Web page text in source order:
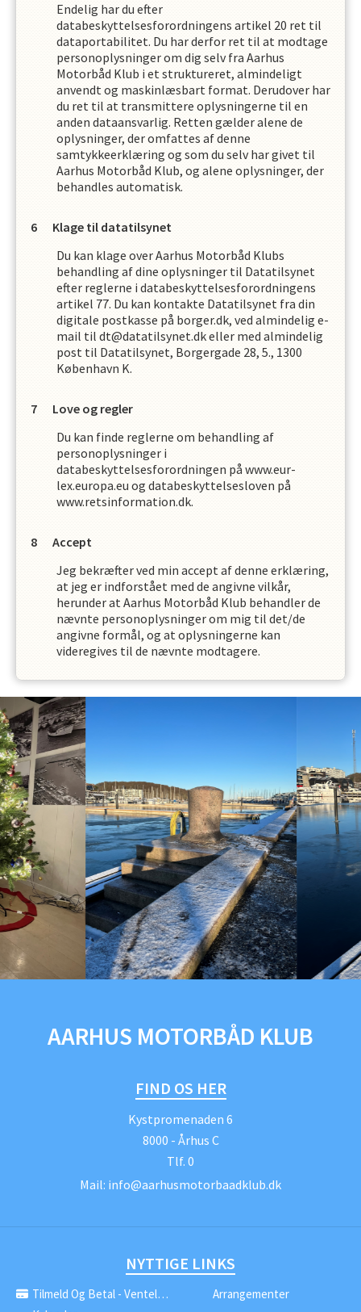
Endelig har du efter
databeskyttelsesforordningens artikel 20 ret til
dataportabilitet. Du har derfor ret til at modtage
personoplysninger om dig selv fraAarhus
Motorbåd Klub i et struktureret, almindeligt
anvendt og maskinlæsbart format. Derudover har
du ret til at transmittere oplysningerne til en
anden dataansvarlig. Retten gælder alene de
oplysninger, der omfattes af denne
samtykkeerklæring og som du selv har givet til
Aarhus Motorbåd Klub, og alene oplysninger, der
behandles automatisk.
Klage til datatilsynet
Du kan klage overAarhus Motorbåd Klubs
behandling af dine oplysninger til Datatilsynet
efter reglerne i databeskyttelsesforordningens
artikel 77. Du kan kontakte Datatilsynet fra din
digitale postkasse på borger.dk, ved almindelig e-
mail til dt@datatilsynet.dk eller med almindelig
post til Datatilsynet, Borgergade 28, 5., 1300
København K.
Love og regler
Du kan finde reglerne om behandling af
personoplysninger i
databeskyttelsesforordningen på www.eur-
lex.europa.eu og databeskyttelsesloven på
www.retsinformation.dk.
Accept
Jeg bekræfter ved min accept af denne erklæring,
at jeg er indforstået med de angivne vilkår,
herunder atAarhus Motorbåd Klub behandler de
nævnte personoplysninger om mig til det/de
angivne formål, og at oplysningerne kan
videregives til de nævnte modtagere.
AARHUS MOTORBÅD KLUB
FIND OS HER
Kystpromenaden 6
8000 - Århus C
Tlf. 0
Mail: info@aarhusmotorbaadklub.dk
NYTTIGE LINKS
Tilmeld Og Betal - Venteliste
Arrangementer